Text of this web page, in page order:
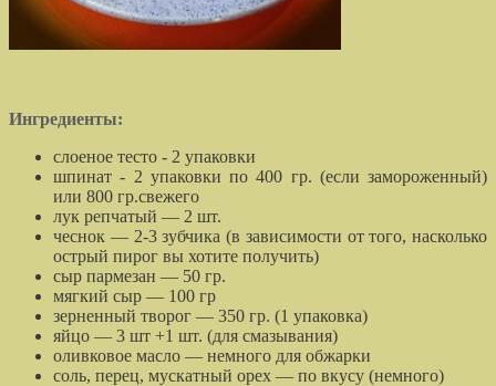
Ингредиенты:
слоеное тесто - 2 упаковки
шпинат - 2 упаковки по 400 гр. (если замороженный)
или 800 гр.свежего
лук репчатый — 2 шт.
чеснок — 2-3 зубчика (в зависимости от того, насколько
острый пирог вы хотите получить)
сыр пармезан — 50 гр.
мягкий сыр — 100 гр
зерненный творог — 350 гр. (1 упаковка)
яйцо — 3 шт +1 шт. (для смазывания)
оливковое масло — немного для обжарки
соль, перец, мускатный орех — по вкусу (немного)